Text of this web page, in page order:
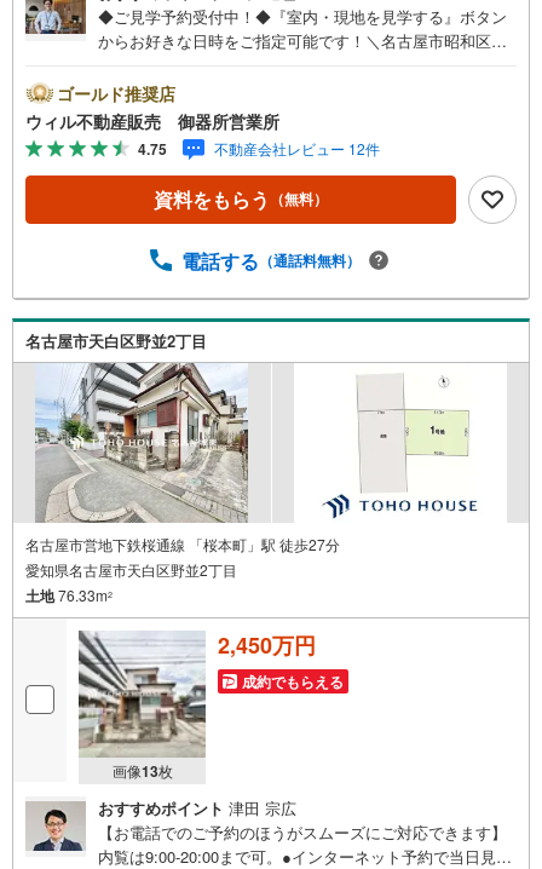
◆ご見学予約受付中！◆『室内・現地を見学する』ボタン
からお好きな日時をご指定可能です！＼名古屋市昭和区、
名古屋市昭和区、天白区の直接のご売却依頼を数多くいた
だいている不動産仲介会社です。ネット上で分かる立地環
境はもちろん、過去にお任せいただいたお客様に現地の生
の声をもとに住戸環境を提案致します。＼平日のお住まい
探しの方へ/弊社では平日にご内覧・契約など平日にお住ま
い探しをされるお客様にサービスをご用意しています。＼
ています。事前にご予約頂きましたら営業時間外でのご内
ある方へ/不動産業者間で不動産情報が共有されているの
で、名古屋市全域や、その他隣接エリアでもご内覧が可能
です！ 【御器所営業所】○地下鉄桜通線、鶴舞線「御器
所」駅徒歩1分○お子様が遊べるキッズスペースあり○定休
日ございません
ゴールド推奨店
ウィル不動産販売 御器所営業所
4.75 不動産会社レビュー 12件
資料をもらう （無料）
電話する （通話料無料）
名古屋市天白区野並2丁目
名古屋市営地下鉄桜通線 「桜本町」駅 徒歩27分
愛知県名古屋市天白区野並2丁目
土地76.33m2
画像13枚
2,450万円
成約でもらえる
おすすめポイント 津田 宗広
【お電話でのご予約のほうがスムーズにご対応できます】
内覧は9:00-20:00まで可。●インターネット予約で当日見学